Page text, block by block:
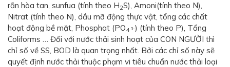
rắn hòa tan, sunfua (tính theo H2S), Amoni(tính theo N),
Nitrat (tính theo N), dầu mỡ động thực vật, tổng các chất
hoạt động bề mặt, Phosphat (PO4 3-) (tính theo P), Tổng
Coliforms … Đối với nước thải sinh hoạt của CON NGƯỜI thì
chỉ số về SS, BOD là quan trọng nhất. Bởi các chỉ số này sẽ
quyết định nước thải thuộc phạm vi tiêu chuẩn nước thải loại